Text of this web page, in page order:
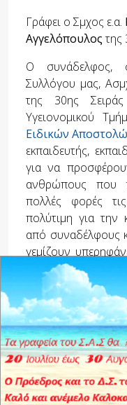
Γράφει ο Σμχος ε.α.
Αγγελόπουλοςτης
Ο συνάδελφος,
Συλλόγου μας,
της 30ης
Υγειονομικού
Ειδικών
εκπαιδευτής,
για να
ανθρώπους που
πολλές φορές
πολύτιμη για την
από συναδέλφους
γεμίζουν
προσφορά στον
Σμχος ε.α.
Μέλος του Δ.Σ.
& Πρόεδρος της Σ.Ε
Tags:Κοινωνικές
Μέντης,Επίλεκτη
Θεσσαλονίκης